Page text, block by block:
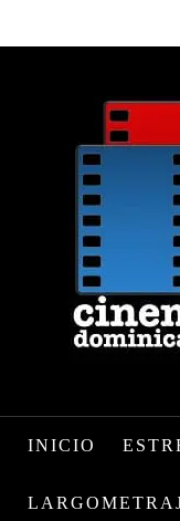
INICIO